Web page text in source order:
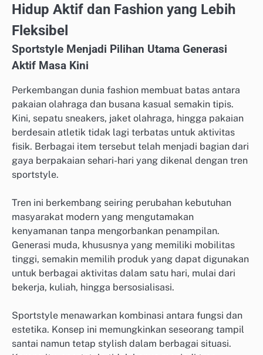
Hidup Aktif dan Fashion yang Lebih
Fleksibel
Sportstyle Menjadi Pilihan Utama Generasi
Aktif Masa Kini
Perkembangan dunia fashion membuat batas antara
pakaian olahraga dan busana kasual semakin tipis.
Kini, sepatu sneakers, jaket olahraga, hingga pakaian
berdesain atletik tidak lagi terbatas untuk aktivitas
fisik. Berbagai item tersebut telah menjadi bagian dari
gaya berpakaian sehari-hari yang dikenal dengan tren
sportstyle.
Tren ini berkembang seiring perubahan kebutuhan
masyarakat modern yang mengutamakan
kenyamanan tanpa mengorbankan penampilan.
Generasi muda, khususnya yang memiliki mobilitas
tinggi, semakin memilih produk yang dapat digunakan
untuk berbagai aktivitas dalam satu hari, mulai dari
bekerja, kuliah, hingga bersosialisasi.
Sportstyle menawarkan kombinasi antara fungsi dan
estetika. Konsep ini memungkinkan seseorang tampil
santai namun tetap stylish dalam berbagai situasi.